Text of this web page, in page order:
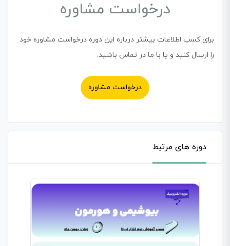
درخواست مشاوره
برای کسب اطلاعات بیشتر درباره این دوره درخواست مشاوره خود
را ارسال کنید و یا با ما در تماس باشید.
درخواست مشاوره
دوره های مرتبط